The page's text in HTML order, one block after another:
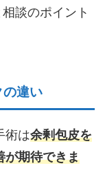
談のポイント
違い
術は余剰包皮を
が期待できま